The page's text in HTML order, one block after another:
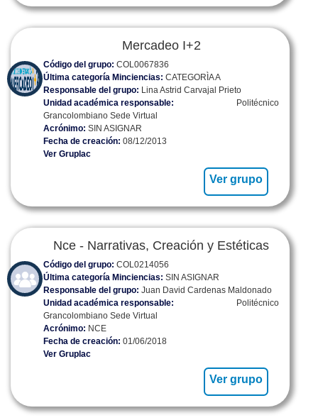
Mercadeo I+2
Código del grupo: COL0067836
Última categoría Minciencias: CATEGORÌA A
Responsable del grupo: Lina Astrid Carvajal Prieto
Unidad académica responsable: Politécnico
Grancolombiano Sede Virtual
Acrónimo: SIN ASIGNAR
Fecha de creación: 08/12/2013
Ver Gruplac
Ver grupo
Nce - Narrativas, Creación y Estéticas
Código del grupo: COL0214056
Última categoría Minciencias: SIN ASIGNAR
Responsable del grupo: Juan David Cardenas Maldonado
Unidad académica responsable: Politécnico
Grancolombiano Sede Virtual
Acrónimo: NCE
Fecha de creación: 01/06/2018
Ver Gruplac
Ver grupo